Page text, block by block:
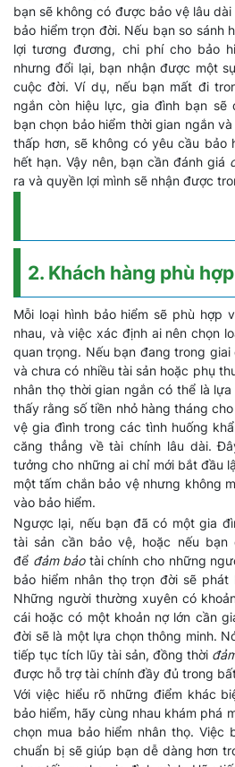
bạn sẽ không có được bảo vệ lâu
bảo hiểm trọn đời. Nếu bạn so sánh
lợi tương đương, chi phí cho bảo
nhưng đổi lại, bạn nhận được một
cuộc đời. Ví dụ, nếu bạn mất đi
ngắn còn hiệu lực, gia đình bạn sẽ
bạn chọn bảo hiểm thời gian ngắn
thấp hơn, sẽ không có yêu cầu bảo
hết hạn. Vậy nên, bạn cần đánh giá
ra và quyền lợi mình sẽ nhận được
2. Khách hàng phù hợp
Mỗi loại hình bảo hiểm sẽ phù hợp
nhau, và việc xác định ai nên chọn
quan trọng. Nếu bạn đang trong
và chưa có nhiều tài sản hoặc phụ
nhân thọ thời gian ngắn có thể là
thấy rằng số tiền nhỏ hàng tháng
vệ gia đình trong các tình huống
căng thẳng về tài chính lâu dài.
tưởng cho những ai chỉ mới bắt đầu
một tấm chắn bảo vệ nhưng không
vào bảo hiểm.
Ngược lại, nếu bạn đã có một gia
tài sản cần bảo vệ, hoặc nếu bạn
để đảm bảo tài chính cho những
bảo hiểm nhân thọ trọn đời sẽ
Những người thường xuyên có
cái hoặc có một khoản nợ lớn cần
đời sẽ là một lựa chọn thông minh.
tiếp tục tích lũy tài sản, đồng thời
được hỗ trợ tài chính đầy đủ trong
Với việc hiểu rõ những điểm khác
bảo hiểm, hãy cùng nhau khám phá
chọn mua bảo hiểm nhân thọ. Việc
chuẩn bị sẽ giúp bạn dễ dàng hơn